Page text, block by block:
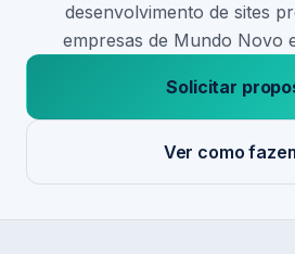
desenvolvimento de sites
empresas de Mundo Novo
Solicitar
Ver como